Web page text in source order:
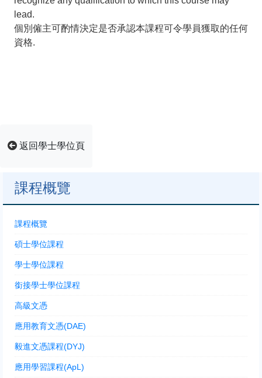
lead.
個別僱主可酌情決定是否承認本課程可令學員獲取的任何
資格.
返回學士學位頁
課程概覽
課程概覽
碩士學位課程
學士學位課程
銜接學士學位課程
高級文憑
應用教育文憑(DAE)
毅進文憑課程(DYJ)
應用學習課程(ApL)